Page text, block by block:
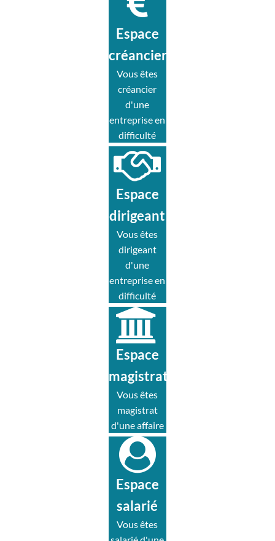
Espace
créancier
Vous êtes
créancier
d'une
entreprise en
difficulté
Espace
dirigeant
Vous êtes
dirigeant
d'une
entreprise en
difficulté
Espace
magistrat
Vous êtes
magistrat
d'une affaire
Espace
salarié
Vous êtes